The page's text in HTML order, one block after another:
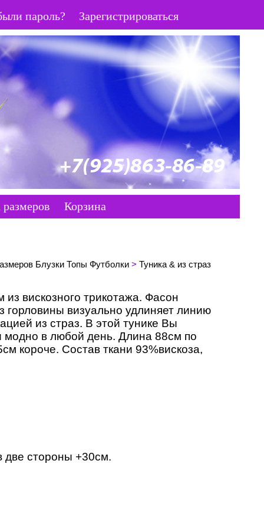
Зарегистрироваться
пароль?
Корзина
Блузки Топы Футболки> Туника & из страз
вискозного трикотажа. Фасон
визуально удлиняет линию
из страз. В этой тунике Вы
модно в любой день. Длина 88см по
короче. Состав ткани 93%вискоза,
две стороны +30см.